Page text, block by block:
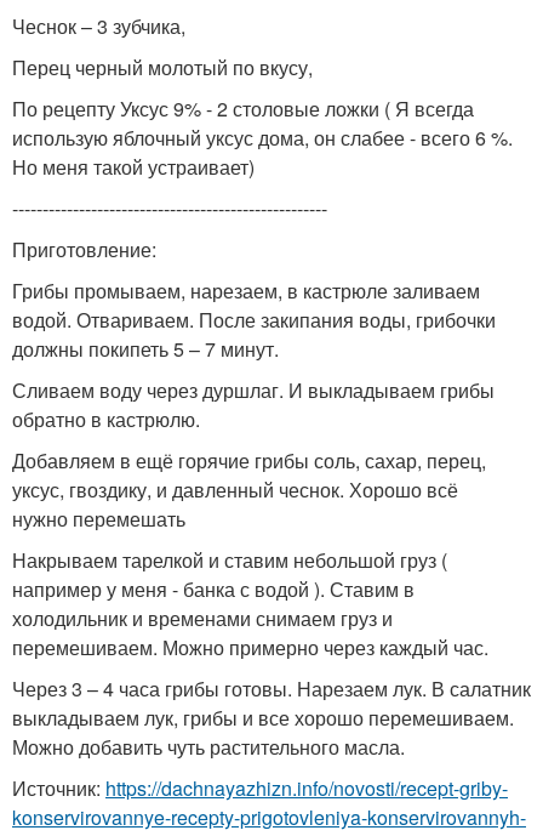
Чеснок – 3 зубчика,
Перец черный молотый по вкусу,
По рецепту Уксус 9% - 2 столовые ложки ( Я всегда
использую яблочный уксус дома, он слабее - всего 6 %.
Но меня такой устраивает)
----------------------------------------------------
Приготовление:
Грибы промываем, нарезаем, в кастрюле заливаем
водой. Отвариваем. После закипания воды, грибочки
должны покипеть 5 – 7 минут.
Сливаем воду через дуршлаг. И выкладываем грибы
обратно в кастрюлю.
Добавляем в ещё горячие грибы соль, сахар, перец,
уксус, гвоздику, и давленный чеснок. Хорошо всё
нужно перемешать
Накрываем тарелкой и ставим небольшой груз (
например у меня - банка с водой ). Ставим в
холодильник и временами снимаем груз и
перемешиваем. Можно примерно через каждый час.
Через 3 – 4 часа грибы готовы. Нарезаем лук. В салатник
выкладываем лук, грибы и все хорошо перемешиваем.
Можно добавить чуть растительного масла.
Источник: https://dachnayazhizn.info/novosti/recept-griby-
konservirovannye-recepty-prigotovleniya-konservirovannyh-